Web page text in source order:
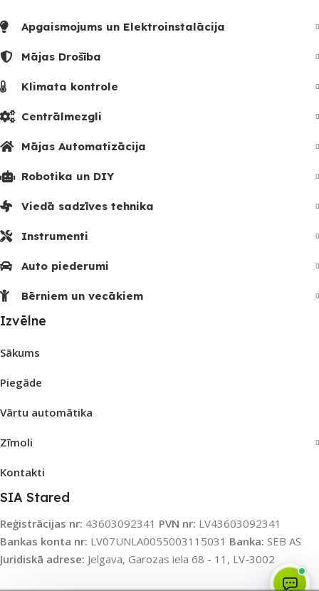
Apgaismojums un Elektroinstalācija
Mājas Drošība
Klimata kontrole
Centrālmezgli
Mājas Automatizācija
Robotika un DIY
Viedā sadzīves tehnika
Instrumenti
Auto piederumi
Bērniem un vecākiem
Izvēlne
Sākums
Piegāde
Vārtu automātika
Zīmoli
Kontakti
SIA Stared
Reģistrācijas nr: 43603092341 PVN nr: LV43603092341
Bankas konta nr: LV07UNLA0055003115031 Banka: SEB AS
Juridiskā adrese: Jelgava, Garozas iela 68 - 11, LV-3002